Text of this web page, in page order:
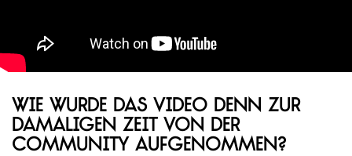
Wie wurde das Video denn zur
damaligen Zeit von der
Community aufgenommen?